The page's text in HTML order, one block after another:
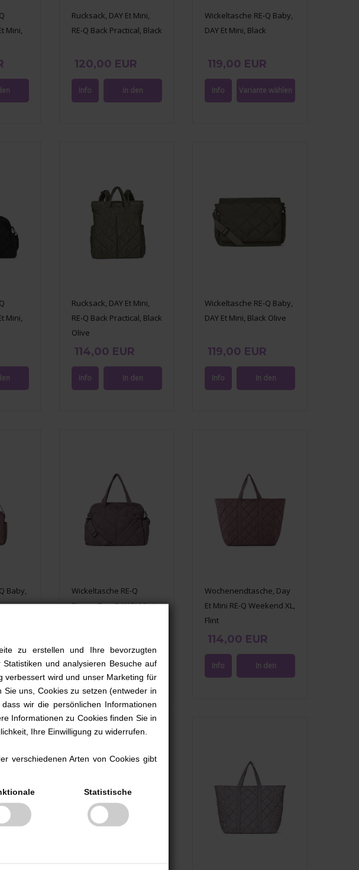
zu erstellen und Ihre bevorzugten
und analysieren Besuche auf
verbessert wird und unser Marketing für
uns, Cookies zu setzen (entweder in
wir die persönlichen Informationen
Informationen zu Cookies finden Sie in
Ihre Einwilligung zu widerrufen.
verschiedenen Arten von Cookies gibt
Statistische
Mini,
Rucksack, DAY Et Mini,
RE-Q Back Practical, Black
120,00 EUR
Wickeltasche RE-Q Baby,
DAY Et Mini, Black
119,00 EUR
Mini,
Rucksack, DAY Et Mini,
RE-Q Back Practical, Black
Olive
114,00 EUR
Wickeltasche RE-Q Baby,
DAY Et Mini, Black Olive
119,00 EUR
Baby,
Wickeltasche RE-Q
Diaper Bag, DAY Et Mini,
Wochenendtasche, Day
Et Mini RE-Q Weekend XL,
Flint
114,00 EUR